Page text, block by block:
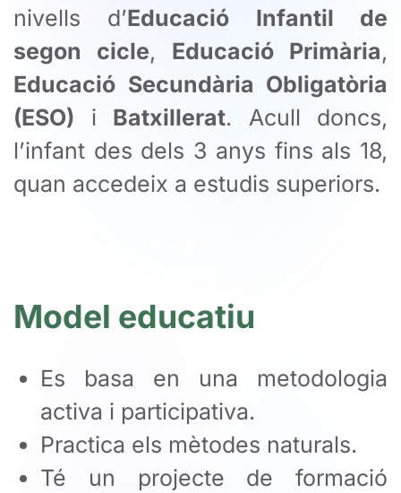
nivells d’Educació
Infantil de
segon cicle, Educació Primària,
Educació Secundària Obligatòria
(ESO) i Batxillerat. Acull doncs,
l’infant des dels 3 anys fins als 18,
quan accedeix a estudis superiors.
Model educatiu
Es basa en una metodologia
activa i participativa.
Practica els mètodes naturals.
Té un projecte de formació